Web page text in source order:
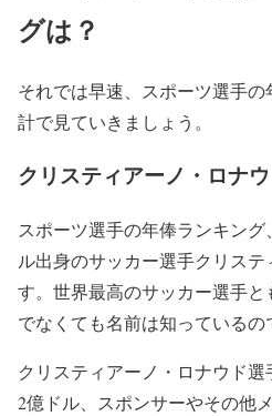
グは？
それでは早速、スポーツ選手
計で見ていきましょう。
クリスティアーノ・ロナ
スポーツ選手の年俸ランキン
ル出身のサッカー選手クリス
す。世界最高のサッカー選手
でなくても名前は知っているの
クリスティアーノ・ロナウド
2億ドル、スポンサーやその他